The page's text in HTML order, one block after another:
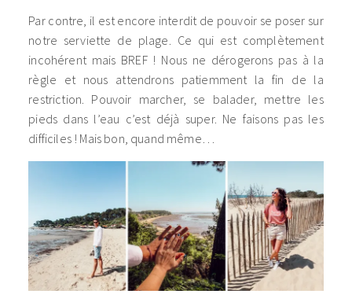
Par contre, il est encore interdit de pouvoir se poser sur
notre serviette de plage. Ce qui est complètement
incohérent mais BREF ! Nous ne dérogerons pas à la
règle et nous attendrons patiemment la fin de la
restriction. Pouvoir marcher, se balader, mettre les
pieds dans l’eau c’est déjà super. Ne faisons pas les
difficiles ! Mais bon, quand même…